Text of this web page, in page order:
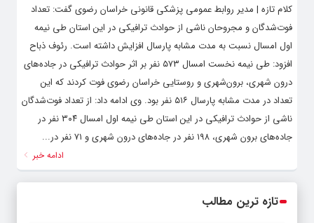
کلام تازه | مدیر روابط عمومی پزشکی قانونی خراسان رضوی گفت: تعداد
فوت‌شدگان و مجروحان ناشی از حوادث ترافیکی در این استان طی نیمه
اول امسال نسبت به مدت مشابه پارسال افزایش داشته است. رئوف ذباح
افزود: طی نیمه نخست امسال ۵۷۳ نفر بر اثر حوادث ترافیکی در جاده‌های
درون شهری، برون‌شهری و روستایی خراسان رضوی فوت کردند که این
تعداد در مدت مشابه پارسال ۵۱۶ نفر بود. وی ادامه داد: از تعداد فوت‌شدگان
ناشی از حوادث ترافیکی در این استان طی نیمه اول امسال ۳۰۴ نفر در
جاده‌های برون شهری، ۱۹۸ نفر در جاده‌های درون شهری و ۷۱ نفر در...
ادامه خبر
تازه ترین مطالب